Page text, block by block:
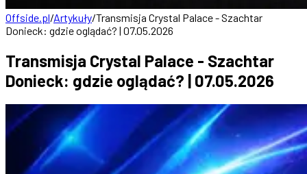
Offside.pl/Artykuły/Transmisja Crystal Palace - Szachtar
Donieck: gdzie oglądać? | 07.05.2026
Transmisja Crystal Palace - Szachtar
Donieck: gdzie oglądać? | 07.05.2026